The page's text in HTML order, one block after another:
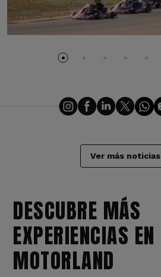
Ver más noticias
DESCUBRE MÁS
EXPERIENCIAS EN
MOTORLAND